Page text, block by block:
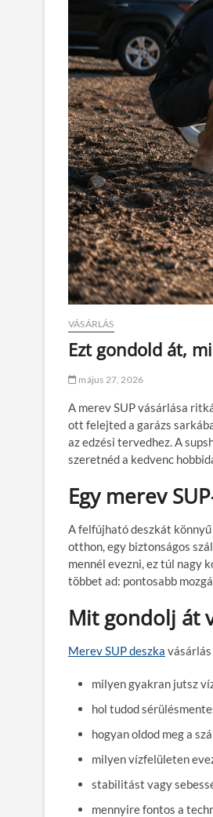
VÁSÁRLÁS
Ezt gondold át,
május 27, 2026
A merev SUP vásárlása
ott felejted a garázs
az edzési tervedhez. A
szeretnéd a kedvenc
Egy merev
A felfújható deszkát
otthon, egy biztonságos
mennél evezni, ez túl nagy
többet ad: pontosabb
Mit gondolj át
Merev SUP deszka
milyen gyakran jutsz
hol tudod
hogyan oldod meg a
milyen vízfelületen
stabilitást vagy
mennyire fontos a